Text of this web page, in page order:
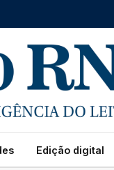
Edição digital